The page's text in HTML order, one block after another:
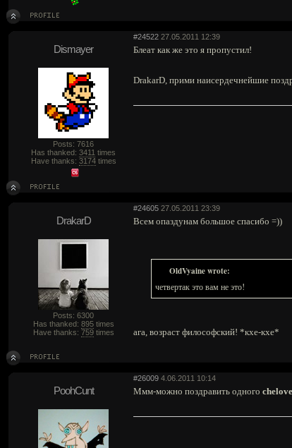
#24522 27.05.2011 12:39
Dismayer
Posts: 7616
Has thanked: 3411 times
Have thanks: 3174times
Блеат как же это я пропустил!
DrakarD, прими наисердечнейшие
#24605 27.05.2011 23:39
DrakarD
Posts: 6300
Has thanked: 895times
Have thanks: 759times
Всем опаздунам большое спасибо =))
OldVyaine wrote:
четвертак это вам не это!
ага, возраст философский! *кхе-кхе*
#26009 4.06.2011 10:14
PoohCunt Ммм-можно поздравить одного